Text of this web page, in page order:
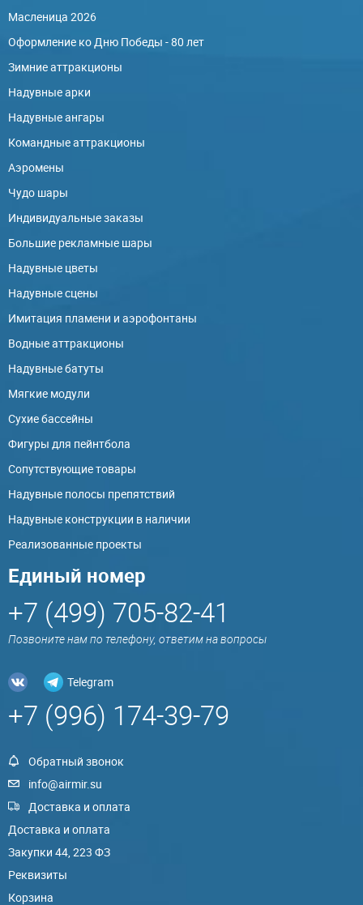
Масленица 2026
Оформление ко Дню Победы - 80 лет
Зимние аттракционы
Надувные арки
Надувные ангары
Командные аттракционы
Аэромены
Чудо шары
Индивидуальные заказы
Большие рекламные шары
Надувные цветы
Надувные сцены
Имитация пламени и аэрофонтаны
Водные аттракционы
Надувные батуты
Мягкие модули
Сухие бассейны
Фигуры для пейнтбола
Сопутствующие товары
Надувные полосы препятствий
Надувные конструкции в наличии
Реализованные проекты
Единый номер
+7 (499) 705-82-41
Позвоните нам по телефону, ответим на вопросы
Telegram
+7 (996) 174-39-79
Обратный звонок
info@airmir.su
Доставка и оплата
Доставка и оплата
Закупки 44, 223 ФЗ
Реквизиты
Корзина